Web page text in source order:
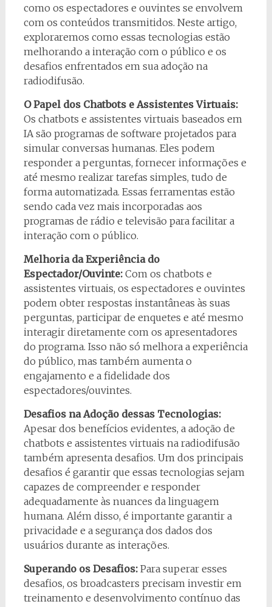
como os espectadores e ouvintes se envolvem
com os conteúdos transmitidos. Neste artigo,
exploraremos como essas tecnologias estão
melhorando a interação com o público e os
desafios enfrentados em sua adoção na
radiodifusão.
O Papel dos Chatbots e Assistentes Virtuais:
Os chatbots e assistentes virtuais baseados em
IA são programas de software projetados para
simular conversas humanas. Eles podem
responder a perguntas, fornecer informações e
até mesmo realizar tarefas simples, tudo de
forma automatizada. Essas ferramentas estão
sendo cada vez mais incorporadas aos
programas de rádio e televisão para facilitar a
interação com o público.
Melhoria da Experiência do
Espectador/Ouvinte:Com os chatbots e
assistentes virtuais, os espectadores e ouvintes
podem obter respostas instantâneas às suas
perguntas, participar de enquetes e até mesmo
interagir diretamente com os apresentadores
do programa. Isso não só melhora a experiência
do público, mas também aumenta o
engajamento e a fidelidade dos
espectadores/ouvintes.
Desafios na Adoção dessas Tecnologias:
Apesar dos benefícios evidentes, a adoção de
chatbots e assistentes virtuais na radiodifusão
também apresenta desafios. Um dos principais
desafios é garantir que essas tecnologias sejam
capazes de compreender e responder
adequadamente às nuances da linguagem
humana. Além disso, é importante garantir a
privacidade e a segurança dos dados dos
usuários durante as interações.
Superando os Desafios:Para superar esses
desafios, os broadcasters precisam investir em
treinamento e desenvolvimento contínuo das